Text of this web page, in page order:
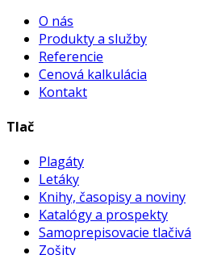
O nás
Produkty a služby
Referencie
Cenová kalkulácia
Kontakt
Tlač
Plagáty
Letáky
Knihy, časopisy a noviny
Katalógy a prospekty
Samoprepisovacie tlačivá
Zošity